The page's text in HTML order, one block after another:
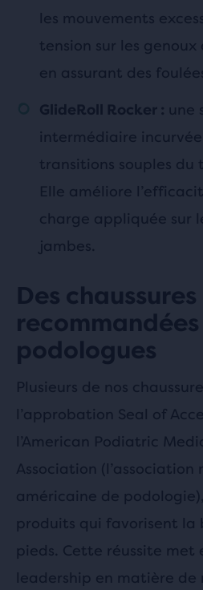
les mouvements
tension sur les
en assurant des
GlideRoll Rocker : une
intermédiaire
transitions souples du
Elle améliore
charge appliquée sur
jambes.
Des chaussures
podologues
Plusieurs de nos
l’approbation Seal of
l’American Podiatric
Association (l’association
américaine de
produits qui favorisent la
pieds. Cette réussite met
leadership en matière de